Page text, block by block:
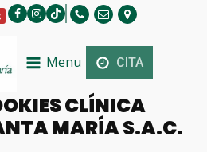
Menu CITA
CLÍNICA
MARÍA S.A.C.